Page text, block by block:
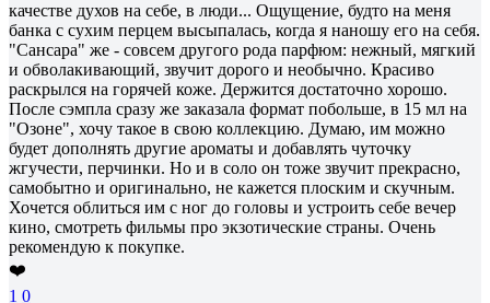
качестве духов на себе, в люди... Ощущение, будто на меня
банка с сухим перцем высыпалась, когда я наношу его на себя.
"Сансара" же - совсем другого рода парфюм: нежный, мягкий
и обволакивающий, звучит дорого и необычно. Красиво
раскрылся на горячей коже. Держится достаточно хорошо.
После сэмпла сразу же заказала формат побольше, в 15 мл на
"Озоне", хочу такое в свою коллекцию. Думаю, им можно
будет дополнять другие ароматы и добавлять чуточку
жгучести, перчинки. Но и в соло он тоже звучит прекрасно,
самобытно и оригинально, не кажется плоским и скучным.
Хочется облиться им с ног до головы и устроить себе вечер
кино, смотреть фильмы про экзотические страны. Очень
рекомендую к покупке.
❤️
1 0